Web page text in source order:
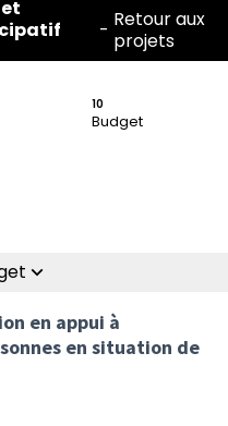
- Retour aux
projets
10
Budget
en appui à
en situation de